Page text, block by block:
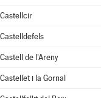
Castellcir
Castelldefels
Castell de l'Areny
Castellet i la Gornal